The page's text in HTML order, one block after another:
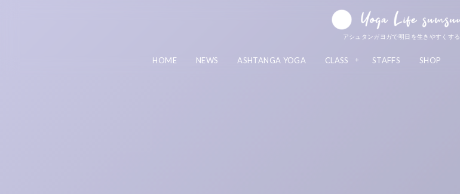
アシュタンガヨガで明日を生きやすくする
HOME NEWS ASHTANGA YOGA CLASS STAFFS SHOP